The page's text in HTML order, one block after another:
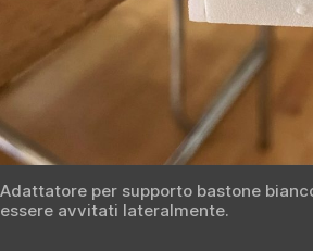
Adattatore per supporto bastone
essere avvitati lateralmente.